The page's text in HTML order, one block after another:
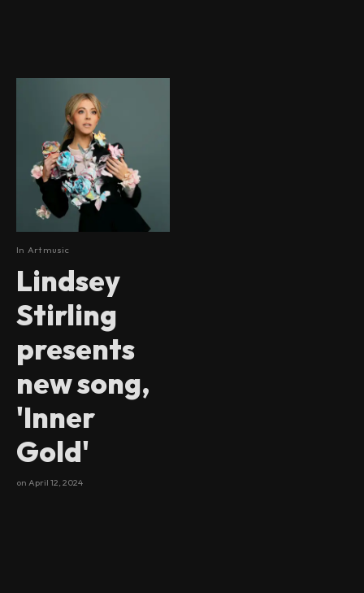
In Art music
Lindsey
Stirling
presents
new song,
'Inner
Gold'
on April 12, 2024